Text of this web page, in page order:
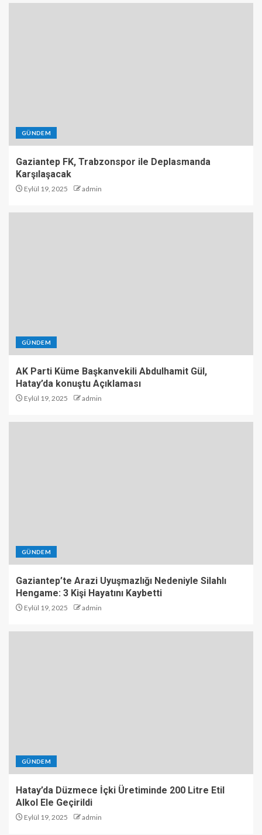
GÜNDEM
Gaziantep FK, Trabzonspor ile Deplasmanda
Karşılaşacak
Eylül 19, 2025 admin
GÜNDEM
AK Parti Küme Başkanvekili Abdulhamit Gül,
Hatay’da konuştu Açıklaması
Eylül 19, 2025 admin
GÜNDEM
Gaziantep’te Arazi Uyuşmazlığı Nedeniyle Silahlı
Hengame: 3 Kişi Hayatını Kaybetti
Eylül 19, 2025 admin
GÜNDEM
Hatay’da Düzmece İçki Üretiminde 200 Litre Etil
Alkol Ele Geçirildi
Eylül 19, 2025 admin